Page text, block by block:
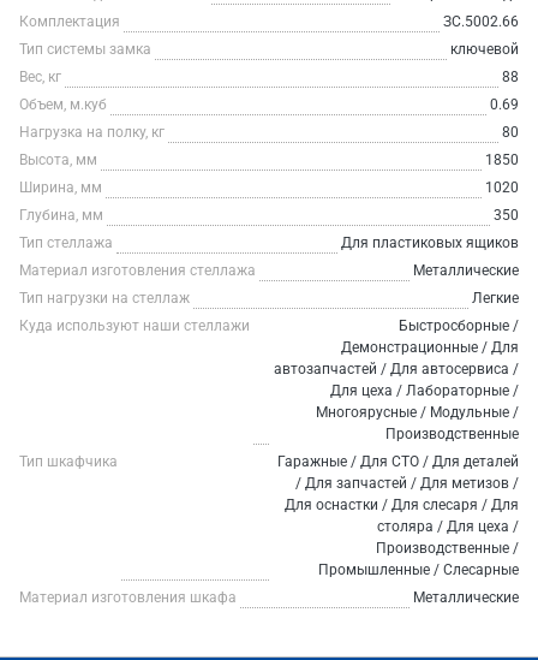
Комплектация
ЗС.5002.66
Тип системы замка
ключевой
Вес, кг
88
Объем, м.куб
0.69
Нагрузка на полку, кг
80
Высота, мм
1850
Ширина, мм
1020
Глубина, мм
350
Тип стеллажа
Для пластиковых ящиков
Материал изготовления стеллажа
Металлические
Тип нагрузки на стеллаж
Легкие
Куда используют наши стеллажи
Быстросборные /
Демонстрационные / Для
автозапчастей / Для автосервиса /
Для цеха / Лабораторные /
Многоярусные / Модульные /
Производственные
Тип шкафчика
Гаражные / Для СТО / Для деталей
/ Для запчастей / Для метизов /
Для оснастки / Для слесаря / Для
столяра / Для цеха /
Производственные /
Промышленные / Слесарные
Материал изготовления шкафа
Металлические